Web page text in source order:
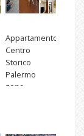
Appartamento
Centro
Storico
Palermo
zona